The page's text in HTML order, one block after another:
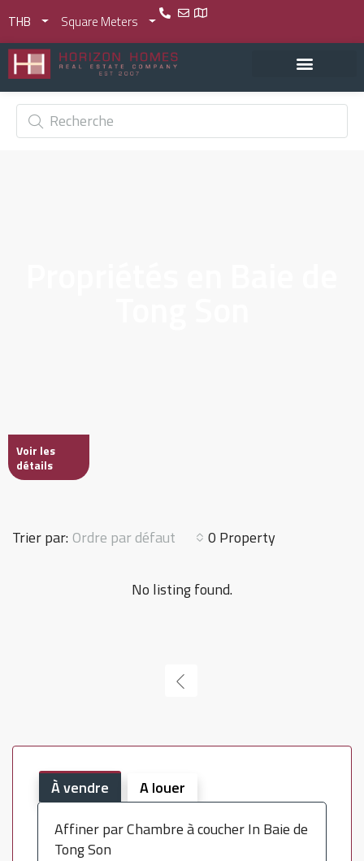
THB Square Meters
Voir les
détails
0 Property
Trier par: Ordre par défaut
No listing found.
À vendre
A louer
Affiner par Chambre à coucher In Baie de
Tong Son